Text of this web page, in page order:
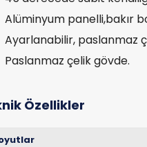
Alüminyum panelli,bakır
Ayarlanabilir, paslanmaz
Paslanmaz çelik gövde.